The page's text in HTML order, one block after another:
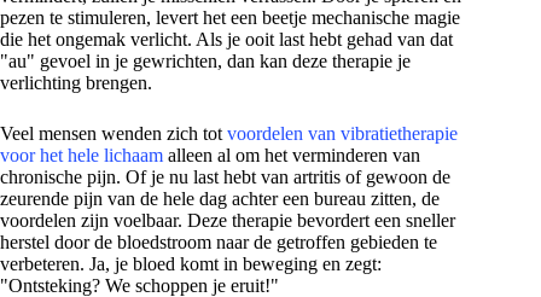
pezen te stimuleren, levert het een beetje mechanische magie
die het ongemak verlicht. Als je ooit last hebt gehad van dat
"au" gevoel in je gewrichten, dan kan deze therapie je
verlichting brengen.
Veel mensen wenden zich tot voordelen van vibratietherapie
voor het hele lichaam alleen al om het verminderen van
chronische pijn. Of je nu last hebt van artritis of gewoon de
zeurende pijn van de hele dag achter een bureau zitten, de
voordelen zijn voelbaar. Deze therapie bevordert een sneller
herstel door de bloedstroom naar de getroffen gebieden te
verbeteren. Ja, je bloed komt in beweging en zegt:
"Ontsteking? We schoppen je eruit!"